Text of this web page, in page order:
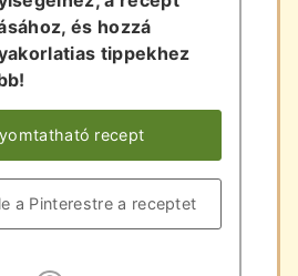
és hozzá
tippekhez
recept
a Pinterestre a receptet